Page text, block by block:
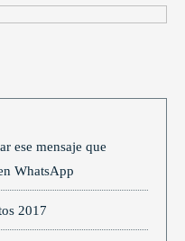
ese mensaje que
WhatsApp
2017